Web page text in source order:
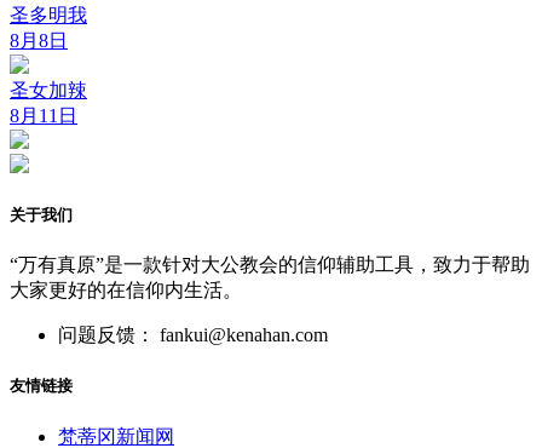
圣多明我
8月8日
圣女加辣
8月11日
关于我们
“万有真原”是一款针对大公教会的信仰辅助工具，致力于帮助
大家更好的在信仰内生活。
问题反馈： fankui@kenahan.com
友情链接
梵蒂冈新闻网